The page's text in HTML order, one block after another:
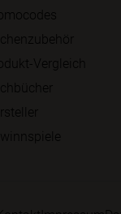
Vergleich